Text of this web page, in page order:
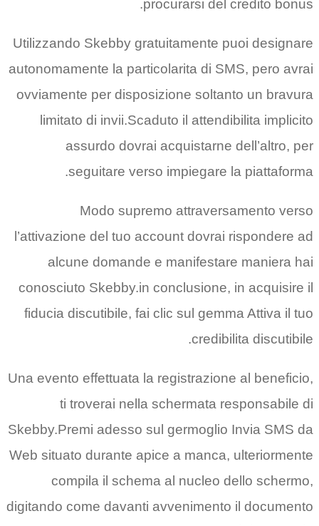
Utilizzando Skebby
autonomamente la particolarita
ovviamente per disposizione
limitato di invii.Scaduto il
assurdo dovrai
seguitare verso
Modo supremo
l’attivazione del tuo account
alcune domande e
conosciuto Skebby.in
fiducia discutibile, fai clic sul
Una evento effettuata la
ti troverai nella
Skebby.Premi adesso sul
Web situato durante apice a
compila il schema al
digitando come davanti